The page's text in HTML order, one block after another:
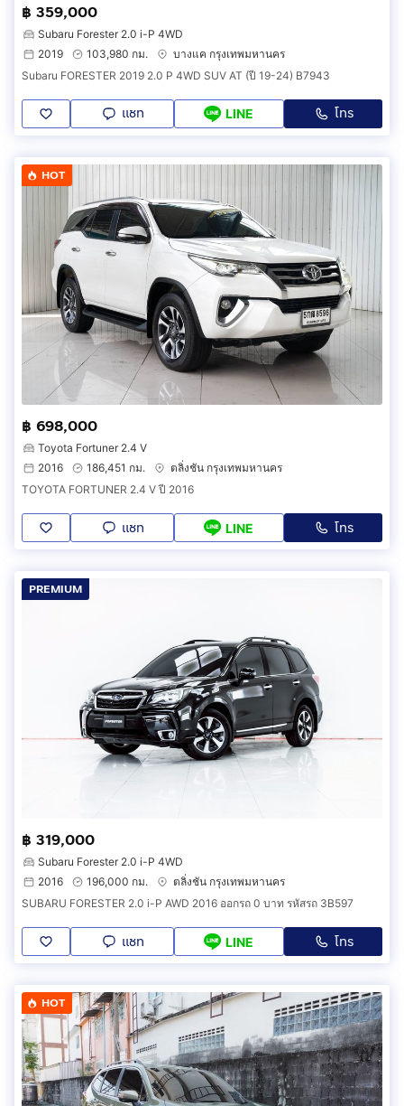
฿ 359,000
Subaru Forester 2.0 i-P 4WD
2019
103,980 กม.
บางแค กรุงเทพมหานคร
Subaru FORESTER 2019 2.0 P 4WD SUV AT (ปี 19-24) B7943
แชท LINE โทร
HOT
฿ 698,000
Toyota Fortuner 2.4 V
2016
186,451 กม.
ตลิ่งชัน กรุงเทพมหานคร
TOYOTA FORTUNER 2.4 V ปี 2016
แชท LINE โทร
PREMIUM
฿ 319,000
Subaru Forester 2.0 i-P 4WD
2016
196,000 กม.
ตลิ่งชัน กรุงเทพมหานคร
SUBARU FORESTER 2.0 i-P AWD 2016 ออกรถ 0 บาท รหัสรถ 3B597
แชท LINE โทร
HOT